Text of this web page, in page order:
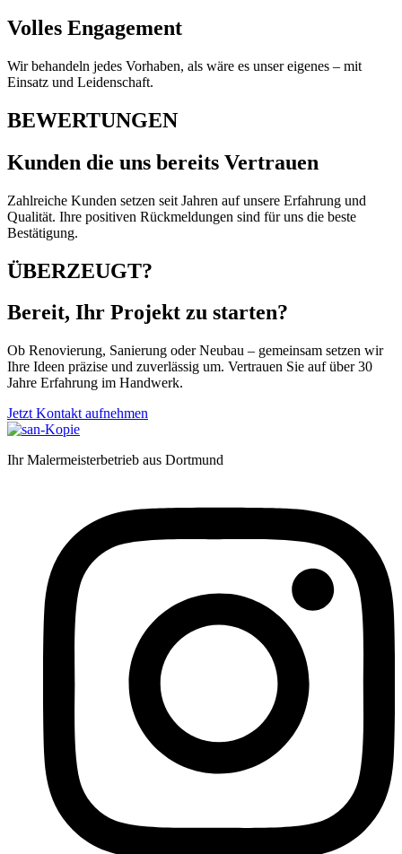
Volles Engagement
Wir behandeln jedes Vorhaben, als wäre es unser eigenes – mit
Einsatz und Leidenschaft.
BEWERTUNGEN
Kunden die uns bereits Vertrauen
Zahlreiche Kunden setzen seit Jahren auf unsere Erfahrung und
Qualität. Ihre positiven Rückmeldungen sind für uns die beste
Bestätigung.
ÜBERZEUGT?
Bereit, Ihr Projekt zu starten?
Ob Renovierung, Sanierung oder Neubau – gemeinsam setzen wir
Ihre Ideen präzise und zuverlässig um. Vertrauen Sie auf über 30
Jahre Erfahrung im Handwerk.
Jetzt Kontakt aufnehmen
Ihr Malermeisterbetrieb aus Dortmund